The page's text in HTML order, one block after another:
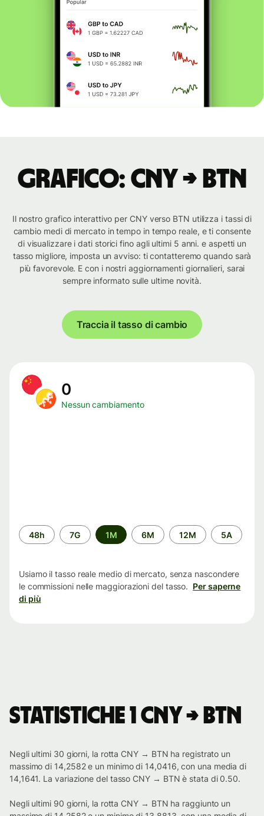
Grafico: CNY → BTN
Il nostro grafico interattivo per CNY verso BTN utilizza i tassi di
cambio medi di mercato in tempo in tempo reale, e ti consente
di visualizzare i dati storici fino agli ultimi 5 anni. e aspetti un
tasso migliore, imposta un avviso: ti contatteremo quando sarà
più favorevole. E con i nostri aggiornamenti giornalieri, sarai
sempre informato sulle ultime novità.
Traccia il tasso di cambio
0
Nessun cambiamento
Periodo
di
48h 7G 1M 6M 12M 5A
Usiamo il tasso reale medio di mercato, senza nascondere
le commissioni nelle maggiorazioni del tasso. Per saperne
di più
Statistiche 1 CNY → BTN
Negli ultimi 30 giorni, la rotta CNY → BTN ha registrato un
massimo di 14,2582 e un minimo di 14,0416, con una media di
14,1641. La variazione del tasso CNY → BTN è stata di 0.50.
Negli ultimi 90 giorni, la rotta CNY → BTN ha raggiunto un